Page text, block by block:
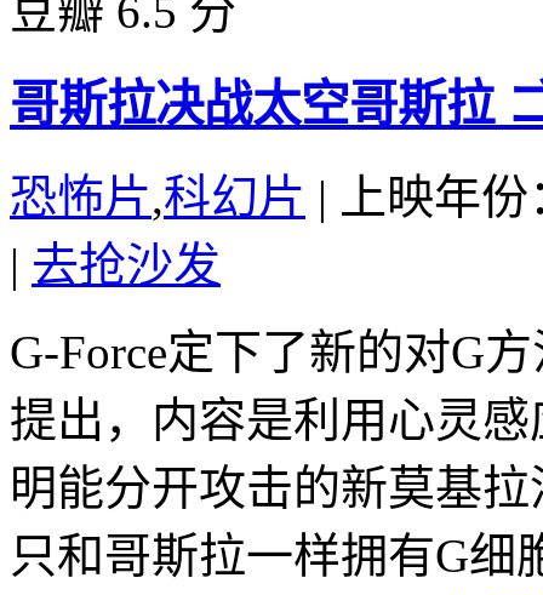
豆瓣 6.5 分
哥斯拉决战太空哥斯拉
恐怖片,科幻片 |
上映年
| 去抢沙发
G-Force定下了新的对G
提出，内容是利用心灵
明能分开攻击的新莫基
只和哥斯拉一样拥有G